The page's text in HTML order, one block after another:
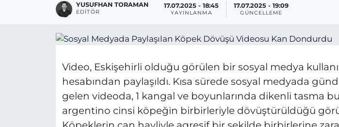
YUSUFHAN TORAMAN
EDITÖR
17.07.2025 - 18:45
YAYINLANMA
17.07.2025 - 19:09
GÜNCELLEME
Video, Eskişehirli olduğu görülen bir sosyal medya
hesabından paylaşıldı. Kısa sürede sosyal medyada
gelen videoda, 1 kangal ve boyunlarında dikenli tasma
argentino cinsi köpeğin birbirleriyle dövüştürüldüğü